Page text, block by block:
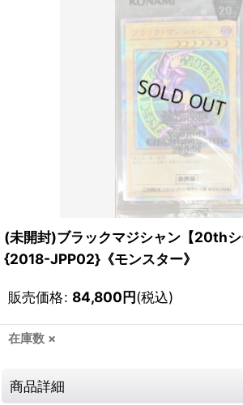
(未開封)ブラックマジシャン【20thシ
{2018-JPP02}《モンスター》
販売価格: 84,800円(税込)
在庫数 ×
商品詳細